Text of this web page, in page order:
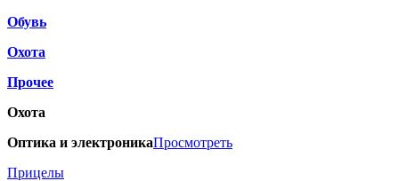
Обувь
Охота
Прочее
Охота
Оптика и электроникаПросмотреть
Прицелы